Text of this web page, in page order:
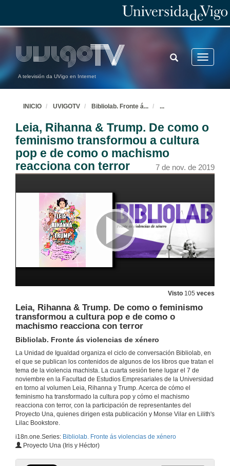
A televisión da UVigo en Internet
Toggle
TOGGLE
SEARCH
INICIO UVIGOTV Bibliolab. Fronte á... ...
Leia, Rihanna & Trump. De como o
feminismo transformou a cultura
pop e de como o machismo
reacciona con terror
7 de nov. de 2019
Visto 105 veces
Leia, Rihanna & Trump. De como o feminismo
transformou a cultura pop e de como o
machismo reacciona con terror
Bibliolab. Fronte ás violencias de xénero
La Unidad de Igualdad organiza el ciclo de conversación Bibliolab, en
el que se publican los contenidos de algunos de los libros que tratan el
tema de la violencia machista. La cuarta sesión tiene lugar el 7 de
noviembre en la Facultad de Estudios Empresariales de la Universidad
en torno al volumen Leia, Rihanna y Trump. Acerca de cómo el
feminismo ha transformado la cultura pop y cómo el machismo
reacciona con terror, con la participación de representantes del
Proyecto Una, quienes dirigen esta publicación y Monse Vilar en Lilith's
Lilac Bookstore.
i18n.one.Series: Bibliolab. Fronte ás violencias de xénero
Proyecto Una (Iris y Héctor)